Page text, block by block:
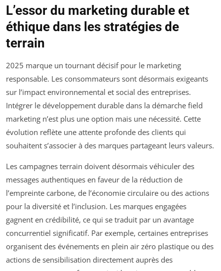
L’essor du marketing durable et
éthique dans les stratégies de
terrain
2025 marque un tournant décisif pour le marketing
responsable. Les consommateurs sont désormais exigeants
sur l’impact environnemental et social des entreprises.
Intégrer le développement durable dans la démarche field
marketing n’est plus une option mais une nécessité. Cette
évolution reflète une attente profonde des clients qui
souhaitent s’associer à des marques partageant leurs valeurs.
Les campagnes terrain doivent désormais véhiculer des
messages authentiques en faveur de la réduction de
l’empreinte carbone, de l’économie circulaire ou des actions
pour la diversité et l’inclusion. Les marques engagées
gagnent en crédibilité, ce qui se traduit par un avantage
concurrentiel significatif. Par exemple, certaines entreprises
organisent des événements en plein air zéro plastique ou des
actions de sensibilisation directement auprès des